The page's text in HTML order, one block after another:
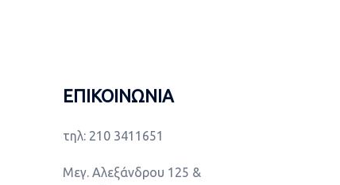
ΕΠΙΚΟΙΝΩΝΙΑ
τηλ: 210 3411651
Μεγ. Αλεξάνδρου 125 &